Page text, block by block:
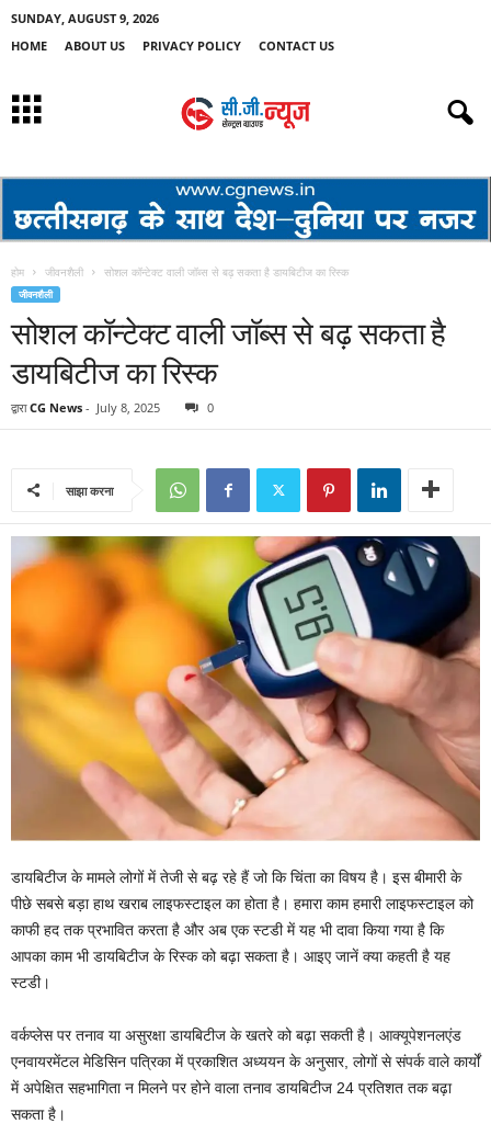
SUNDAY, AUGUST 9, 2026
HOME
ABOUT US PRIVACY POLICY CONTACT US
होम जीवनशैली सोशल कॉन्टेक्ट वाली जॉब्स से बढ़ सकता है डायबिटीज का रिस्क
जीवनशैली
सोशल कॉन्टेक्ट वाली जॉब्स से बढ़ सकता है
डायबिटीज का रिस्क
द्वारा CG News - July 8, 2025 0
साझा करना
डायबिटीज के मामले लोगों में तेजी से बढ़ रहे हैं जो कि चिंता का विषय है। इस बीमारी के
पीछे सबसे बड़ा हाथ खराब लाइफस्टाइल का होता है। हमारा काम हमारी लाइफस्टाइल को
काफी हद तक प्रभावित करता है और अब एक स्टडी में यह भी दावा किया गया है कि
आपका काम भी डायबिटीज के रिस्क को बढ़ा सकता है। आइए जानें क्या कहती है यह
स्टडी।
वर्कप्लेस पर तनाव या असुरक्षा डायबिटीज के खतरे को बढ़ा सकती है। आक्यूपेशनलएंड
एनवायरमेंटल मेडिसिन पत्रिका में प्रकाशित अध्ययन के अनुसार, लोगों से संपर्क वाले कार्यों
में अपेक्षित सहभागिता न मिलने पर होने वाला तनाव डायबिटीज 24 प्रतिशत तक बढ़ा
सकता है।